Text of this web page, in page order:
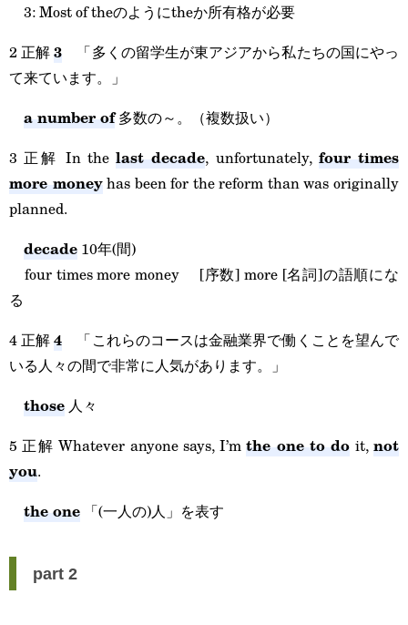
3: Most of theのようにtheか所有格が必要
2 正解3 「多くの留学生が東アジアから私たちの国にやっ
て来ています。」
a number of多数の～。（複数扱い）
3 正解 In thelast decade, unfortunately, four times
more moneyhas been for the reform than was originally
planned.
decade 10年(間)
four times more money [序数] more [名詞]の語順にな
る
4 正解4 「これらのコースは金融業界で働くことを望んで
いる人々の間で非常に人気があります。」
those 人々
5 正解 Whatever anyone says, I’mthe one to do it,not
you.
the one 「(一人の)人」を表す
part 2